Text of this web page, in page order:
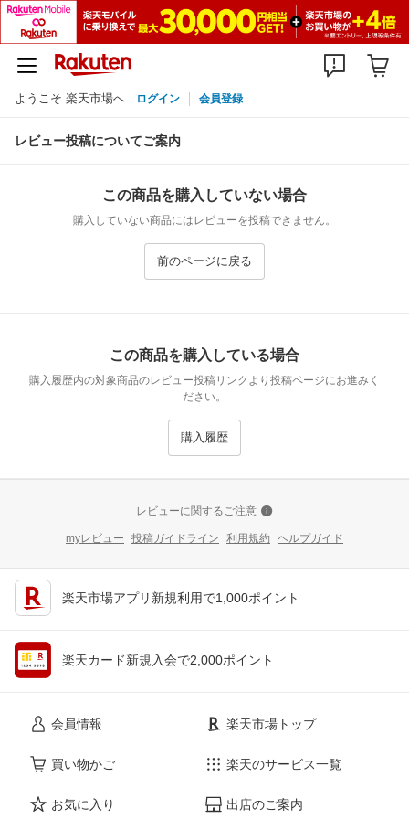
ようこそ 楽天市場へ ログイン 会員登録
レビュー投稿についてご案内
この商品を購入していない場合
購入していない商品にはレビューを投稿できません。
前のページに戻る
この商品を購入している場合
購入履歴内の対象商品のレビュー投稿リンクより投稿ページにお進みく
ださい。
購入履歴
レビューに関するご注意
myレビュー 投稿ガイドライン 利用規約 ヘルプガイド
楽天市場アプリ新規利用で1,000ポイント
楽天カード新規入会で2,000ポイント
会員情報
買い物かご
お気に入り
楽天市場トップ
楽天のサービス一覧
出店のご案内